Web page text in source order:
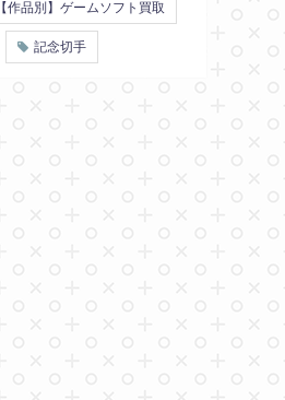
【作品別】ゲームソフト買取
記念切手